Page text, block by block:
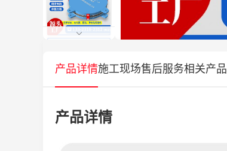
产品详情施工现场售后服务相关产品
产品详情